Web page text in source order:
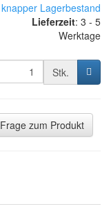
knapper Lagerbestand
Lieferzeit: 3 - 5
Werktage
Stk.
Frage zum Produkt